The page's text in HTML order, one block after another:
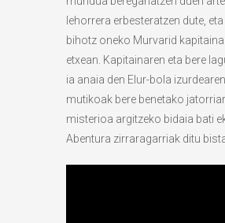
lehorrera erbesteratzen dute,
bihotz oneko Murvarid
etxean. Kapitainaren eta bere
ia anaia den Elur-bola
mutikoak bere benetako
misterioa argitzeko bidaia bati
Abentura zirraragarriak ditu